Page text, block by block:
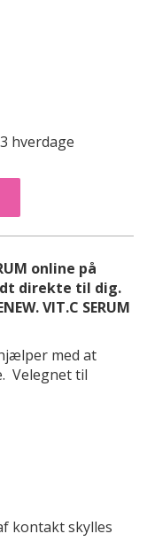
hverdage
online på
direkte til dig.
VIT.C SERUM
med at
Velegnet til
kontakt skylles